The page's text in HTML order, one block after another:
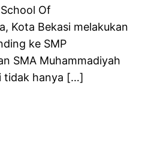
Of
Kota Bekasi melakukan
ke SMP
SMA Muhammadiyah
tidak hanya […]